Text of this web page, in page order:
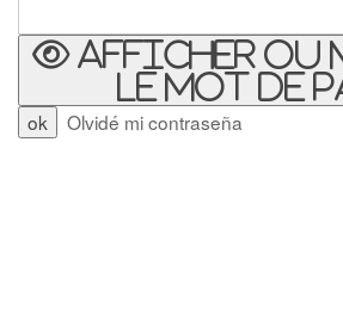
Afficher ou
le mot de
Olvidé mi contraseña